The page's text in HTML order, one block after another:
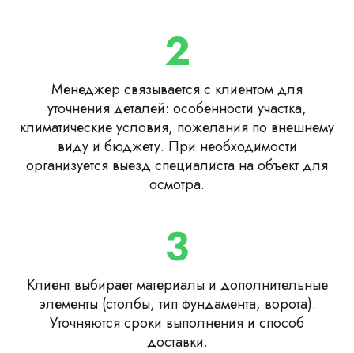
2
Менеджер связывается с клиентом для
уточнения деталей: особенности участка,
климатические условия, пожелания по внешнему
виду и бюджету. При необходимости
организуется выезд специалиста на объект для
осмотра.
3
Клиент выбирает материалы и дополнительные
элементы (столбы, тип фундамента, ворота).
Уточняются сроки выполнения и способ
доставки.